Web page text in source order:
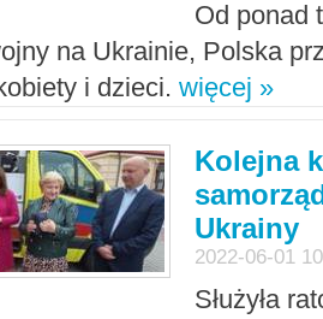
Od ponad
na Ukrainie, Polska
i dzieci. więcej »
Kolejna
Ukrainy
2022-06-01
Służyła